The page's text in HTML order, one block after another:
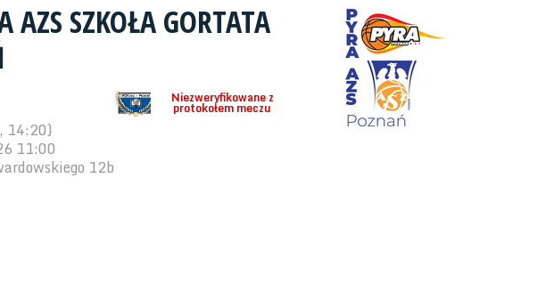
AZS SZKOŁA GORTATA
Niezweryfikowane z
protokołem meczu
14:20)
11:00
12b